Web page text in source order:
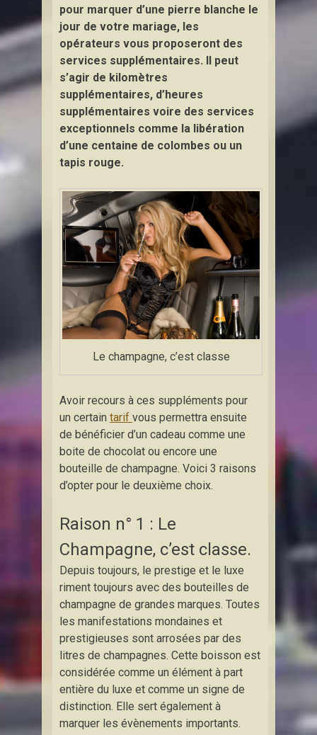
pour marquer d’une pierre blanche le
jour de votre mariage, les
opérateurs vous proposeront des
services supplémentaires. Il peut
s’agir de kilomètres
supplémentaires, d’heures
supplémentaires voire des services
exceptionnels comme la libération
d’une centaine de colombes ou un
tapis rouge.
Le champagne, c’est classe
Avoir recours à ces suppléments pour
un certain tarif vous permettra ensuite
de bénéficier d’un cadeau comme une
boite de chocolat ou encore une
bouteille de champagne. Voici 3 raisons
d’opter pour le deuxième choix.
Raison n° 1 : Le
Champagne, c’est classe.
Depuis toujours, le prestige et le luxe
riment toujours avec des bouteilles de
champagne de grandes marques. Toutes
les manifestations mondaines et
prestigieuses sont arrosées par des
litres de champagnes. Cette boisson est
considérée comme un élément à part
entière du luxe et comme un signe de
distinction. Elle sert également à
marquer les évènements importants.